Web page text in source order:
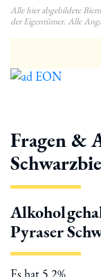
Alle hier abgebildete
der Eigentümer. Alle
Fragen &
Pyraser